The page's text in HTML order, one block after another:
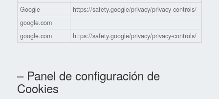
Google
https://safety.google/privacy/privacy-controls/
google.com
google.com
https://safety.google/privacy/privacy-controls/
– Panel de configuración de
Cookies